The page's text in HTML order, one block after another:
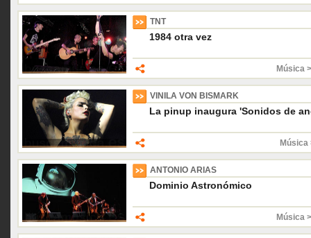
TNT
1984 otra vez
Música
VINILA VON BISMARK
La pinup inaugura 'Sonidos de
Música
ANTONIO ARIAS
Dominio Astronómico
Música